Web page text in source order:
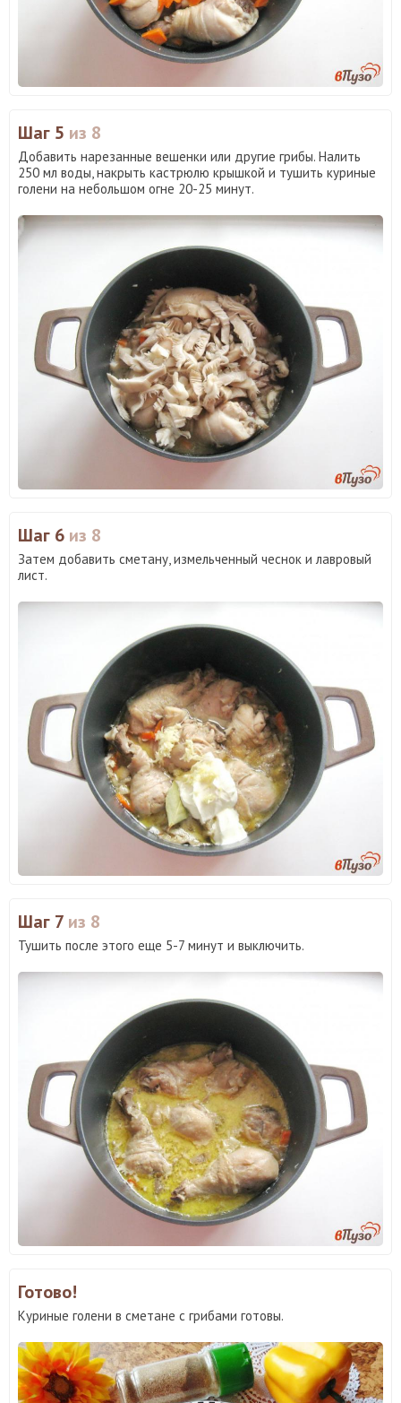
Шаг 5 из 8
Добавить нарезанные вешенки или другие грибы. Налить
250 мл воды, накрыть кастрюлю крышкой и тушить куриные
голени на небольшом огне 20-25 минут.
Шаг 6 из 8
Затем добавить сметану, измельченный чеснок и лавровый
лист.
Шаг 7 из 8
Тушить после этого еще 5-7 минут и выключить.
Готово!
Куриные голени в сметане с грибами готовы.